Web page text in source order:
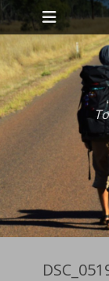
Zum
Inhalt
springen
Primäres